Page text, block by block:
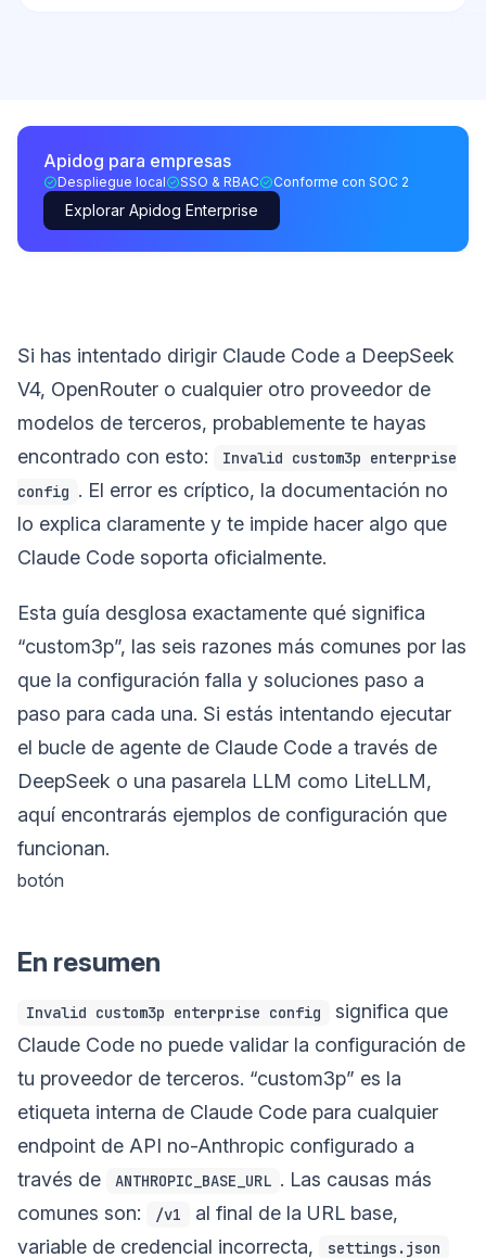
Apidog para empresas
Despliegue local SSO & RBAC Conforme con SOC 2
Explorar Apidog Enterprise
Si has intentado dirigir Claude Code a DeepSeek
V4, OpenRouter o cualquier otro proveedor de
modelos de terceros, probablemente te hayas
encontrado con esto:
Invalid custom3p enterprise
config . El error es críptico, la documentación no
lo explica claramente y te impide hacer algo que
Claude Code soporta oficialmente.
Esta guía desglosa exactamente qué significa
“custom3p”, las seis razones más comunes por las
que la configuración falla y soluciones paso a
paso para cada una. Si estás intentando ejecutar
el bucle de agente de Claude Code a través de
DeepSeek o una pasarela LLM como LiteLLM,
aquí encontrarás ejemplos de configuración que
funcionan.
botón
En resumen
Invalid custom3p enterprise config
significa que
Claude Code no puede validar la configuración de
tu proveedor de terceros. “custom3p” es la
etiqueta interna de Claude Code para cualquier
endpoint de API no-Anthropic configurado a
través de
ANTHROPIC_BASE_URL . Las causas más
comunes son:
/v1
al final de la URL base,
variable de credencial incorrecta,
settings.json